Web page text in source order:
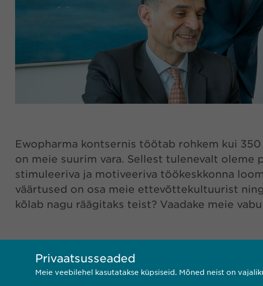
Ewopharma kontsernis töötab rohkem kui
on meie suurim vara. Sellest tulenevalt
stimuleeriva ja motiveeriva töökeskkonna
väärtused on osa meie ettevõttekultuurist
kõlab nagu räägitaks teist? Vaadake meie
Privaatsusseaded
Meie veebilehel kasutatakse küpsiseid. Mõned neist on